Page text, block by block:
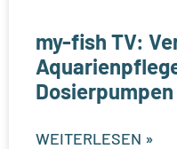
my-fish TV:
Dosierpumpen
WEITERLESEN »